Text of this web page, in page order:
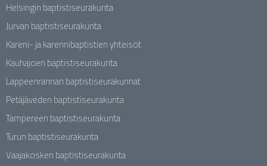
Helsingin baptistiseurakunta
Jurvan baptistiseurakunta
Kareni- ja karennibaptistien yhteisöt
Kauhajoen baptistiseurakunta
Lappeenrannan baptistiseurakunnat
Petäjäveden baptistiseurakunta
Tampereen baptistiseurakunta
Turun baptistiseurakunta
Vaajakosken baptistiseurakunta